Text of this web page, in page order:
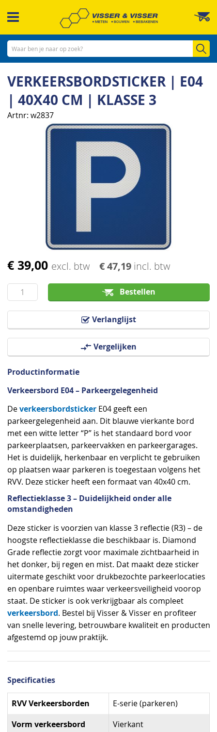
naar
inhoud
VERKEERSBORDSTICKER | E04
| 40X40 CM | KLASSE 3
Artnr w2837
€ 39,00 excl. btw € 47,19 incl. btw
Bestellen
Verlanglijst
Vergelijken
afbeeldingen-
Ga
het
begin
van
Productinformatie
Verkeersbord E04 – Parkeergelegenheid
Deverkeersbordsticker E04 geeft een
parkeergelegenheid aan. Dit blauwe vierkante bord
met een witte letter “P” is het standaard bord voor
parkeerplaatsen, parkeervakken en parkeergarages.
Het is duidelijk, herkenbaar en verplicht te gebruiken
op plaatsen waar parkeren is toegestaan volgens het
RVV. Deze sticker heeft een formaat van 40x40 cm.
Reflectieklasse 3 – Duidelijkheid onder alle
omstandigheden
Deze sticker is voorzien van klasse 3 reflectie (R3) – de
hoogste reflectieklasse die beschikbaar is. Diamond
Grade reflectie zorgt voor maximale zichtbaarheid in
het donker, bij regen en mist. Dat maakt deze sticker
uitermate geschikt voor drukbezochte parkeerlocaties
en openbare ruimtes waar verkeersveiligheid voorop
staat. De sticker is ook verkrijgbaar als compleet
verkeersbord. Bestel bij Visser & Visser en profiteer
van snelle levering, betrouwbare kwaliteit en producten
afgestemd op jouw praktijk.
Specificaties
Specificaties
RVV Verkeersborden E-serie (parkeren)
Vorm verkeersbord Vierkant